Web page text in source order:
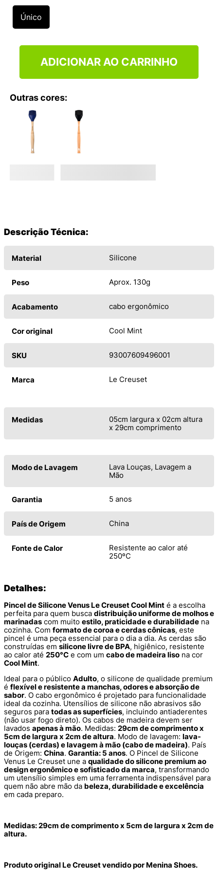
Único
ADICIONAR AO CARRINHO
Outras cores:
Descrição Técnica:
Material Silicone
Peso Aprox. 130g
Acabamento cabo ergonômico
Cor original Cool Mint
SKU 93007609496001
Marca Le Creuset
Medidas
05cm largura x 02cm altura
x 29cm comprimento
Modo de Lavagem
Lava Louças, Lavagem a
Mão
Garantia 5 anos
País de Origem China
Fonte de Calor
Resistente ao calor até
250ºC
Detalhes:
Pincel de Silicone Venus Le Creuset Cool Mint é a escolha
perfeita para quem busca distribuição uniforme de molhos e
marinadas com muito estilo, praticidade e durabilidade na
cozinha. Com formato de coroa e cerdas cônicas, este
pincel é uma peça essencial para o dia a dia. As cerdas são
construídas em silicone livre de BPA, higiênico, resistente
ao calor até 250°C e com um cabo de madeira liso na cor
Cool Mint.
Ideal para o público Adulto, o silicone de qualidade premium
é flexível e resistente a manchas, odores e absorção de
sabor. O cabo ergonômico é projetado para funcionalidade
ideal da cozinha. Utensílios de silicone não abrasivos são
seguros para todas as superfícies, incluindo antiaderentes
(não usar fogo direto). Os cabos de madeira devem ser
lavados apenas à mão. Medidas: 29cm de comprimento x
5cm de largura x 2cm de altura. Modo de lavagem: lava-
louças (cerdas) e lavagem à mão (cabo de madeira). País
de Origem: China. Garantia: 5 anos. O Pincel de Silicone
Venus Le Creuset une a qualidade do silicone premium ao
design ergonômico e sofisticado da marca, transformando
um utensílio simples em uma ferramenta indispensável para
quem não abre mão da beleza, durabilidade e excelência
em cada preparo.
Medidas: 29cm de comprimento x 5cm de largura x 2cm de
altura.
Produto original Le Creuset vendido por Menina Shoes.
9º
NEW 530
10º VEJA COUNTRY